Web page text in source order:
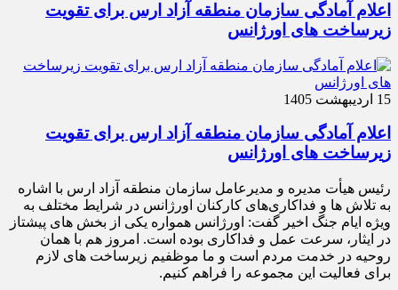
اعلام آمادگی سازمان منطقه آزاد ارس برای تقویت
زیرساخت‌ های اورژانس
15 اردیبهشت 1405
اعلام آمادگی سازمان منطقه آزاد ارس برای تقویت
زیرساخت‌ های اورژانس
رئیس هیأت‌ مدیره و مدیرعامل سازمان منطقه آزاد ارس با اشاره
به تلاش‌ ها و فداکاری‌های کارکنان اورژانس در شرایط مختلف به‌
ویژه ایام جنگ اخیر گفت: اورژانس همواره یکی از بخش‌ های پیشتاز
در ایثار، سرعت‌ عمل و فداکاری بوده است. امروز هم با همان
روحیه در خدمت مردم است و ما موظفیم زیرساخت‌ های لازم
برای فعالیت این مجموعه را فراهم کنیم.